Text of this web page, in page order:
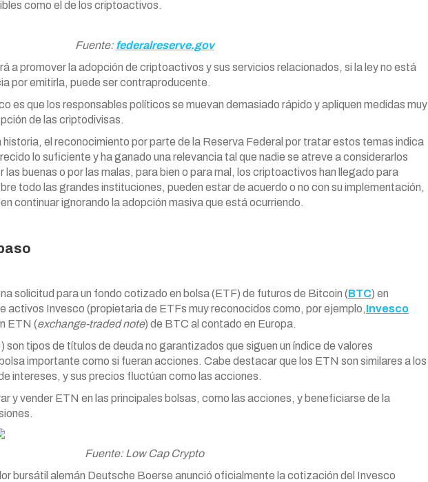
como el de los criptoactivos.
Fuente: federalreserve.gov
a promover la adopción de criptoactivos y sus servicios relacionados, si la ley no está
por emitirla, puede ser contraproducente.
es que los responsables políticos se muevan demasiado rápido y apliquen medidas muy
de las criptodivisas.
el reconocimiento por parte de la Reserva Federal por tratar estos temas indica
lo suficiente y ha ganado una relevancia tal que nadie se atreve a considerarlos
buenas o por las malas, para bien o para mal, los criptoactivos han llegado para
todo las grandes instituciones, pueden estar de acuerdo o no con su implementación,
continuar ignorando la adopción masiva que está ocurriendo.
solicitud para un fondo cotizado en bolsa (ETF) de futuros de Bitcoin (BTC) en
activos Invesco (propietaria de ETFs muy reconocidos como, por ejemplo,Invesco
ETN (exchange-traded note) de BTC al contado en Europa.
tipos de títulos de deuda no garantizados que siguen un índice de valores
importante como si fueran acciones. Cabe destacar que los ETN son similares a los
intereses, y sus precios fluctúan como las acciones.
y vender ETN en las principales bolsas, como las acciones, y beneficiarse de la
Fuente: Low Cap Crypto
bursátil alemán Deutsche Boerse anunció oficialmente la cotización del Invesco